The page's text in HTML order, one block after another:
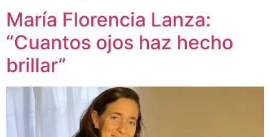
María Florencia Lanza:
“Cuantos ojos haz hecho
brillar”